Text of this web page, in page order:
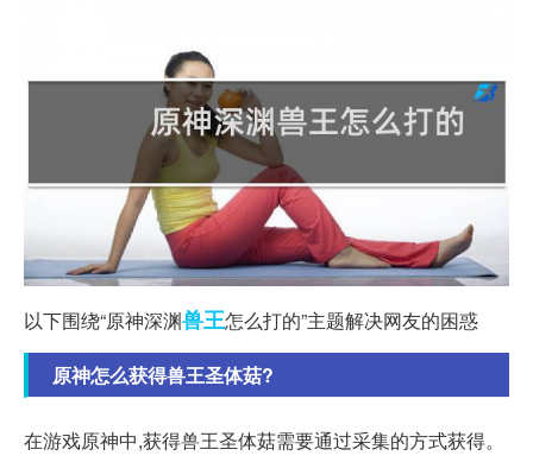
以下围绕“原神深渊兽王怎么打的”主题解决网友的困惑
原神怎么获得兽王圣体菇?
在游戏原神中,获得兽王圣体菇需要通过采集的方式获得。